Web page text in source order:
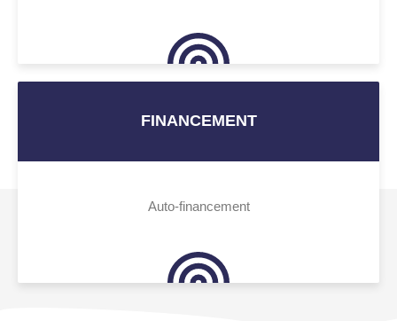
FINANCEMENT
Auto-financement